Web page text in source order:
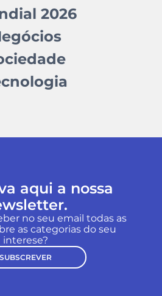
2026
aqui a nossa
no seu email todas as
as categorias do seu
interese?
SUBSCREVER